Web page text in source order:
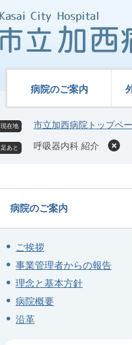
病院のご案内
現在地 市立加西病院トップペ
呼吸器内科 紹介
病院のご案内
ご挨拶
事業管理者からの報告
理念と基本方針
病院概要
沿革